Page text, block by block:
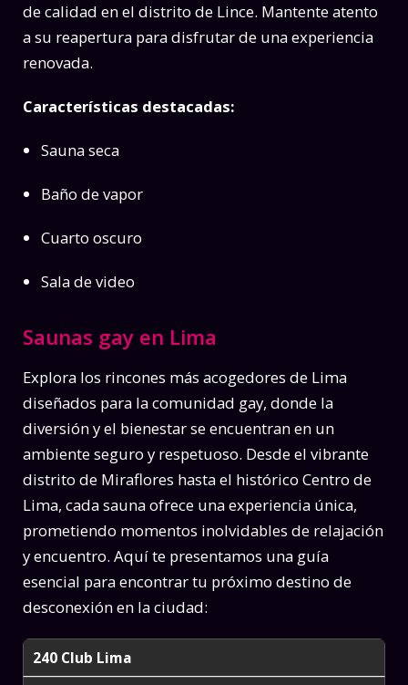
de calidad en el distrito de Lince. Mantente atento
a su reapertura para disfrutar de una experiencia
renovada.
Características destacadas:
Sauna seca
Baño de vapor
Cuarto oscuro
Sala de video
Saunas gay en Lima
Explora los rincones más acogedores de Lima
diseñados para la comunidad gay, donde la
diversión y el bienestar se encuentran en un
ambiente seguro y respetuoso. Desde el vibrante
distrito de Miraflores hasta el histórico Centro de
Lima, cada sauna ofrece una experiencia única,
prometiendo momentos inolvidables de relajación
y encuentro. Aquí te presentamos una guía
esencial para encontrar tu próximo destino de
desconexión en la ciudad:
240 Club Lima